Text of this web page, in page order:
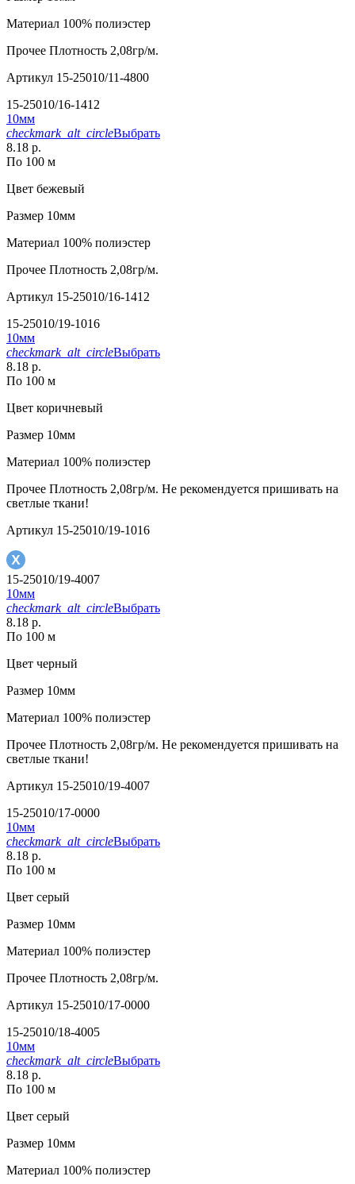
Материал 100% полиэстер
Прочее Плотность 2,08гр/м.
Артикул 15-25010/11-4800
15-25010/16-1412
10мм
checkmark_alt_circleВыбрать
8.18 р.
По 100 м
Цвет бежевый
Размер 10мм
Материал 100% полиэстер
Прочее Плотность 2,08гр/м.
Артикул 15-25010/16-1412
15-25010/19-1016
10мм
checkmark_alt_circleВыбрать
8.18 р.
По 100 м
Цвет коричневый
Размер 10мм
Материал 100% полиэстер
Прочее Плотность 2,08гр/м. Не рекомендуется пришивать на
светлые ткани!
Артикул 15-25010/19-1016
15-25010/19-4007
10мм
checkmark_alt_circleВыбрать
8.18 р.
По 100 м
Цвет черный
Размер 10мм
Материал 100% полиэстер
Прочее Плотность 2,08гр/м. Не рекомендуется пришивать на
светлые ткани!
Артикул 15-25010/19-4007
15-25010/17-0000
10мм
checkmark_alt_circleВыбрать
8.18 р.
По 100 м
Цвет серый
Размер 10мм
Материал 100% полиэстер
Прочее Плотность 2,08гр/м.
Артикул 15-25010/17-0000
15-25010/18-4005
10мм
checkmark_alt_circleВыбрать
8.18 р.
По 100 м
Цвет серый
Размер 10мм
Материал 100% полиэстер